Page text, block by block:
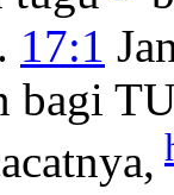
17:1
bagi